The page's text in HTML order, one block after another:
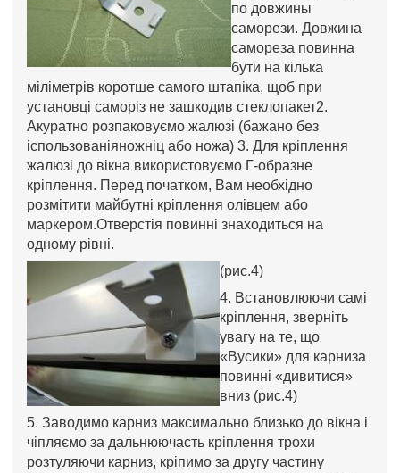
по довжины
саморези. Довжина
самореза повинна
бути на кілька
міліметрів коротше самого штапіка, щоб при
установці саморіз не зашкодив стеклопакет2.
Акуратно розпаковуємо жалюзі (бажано без
іспользованіяножніц або ножа) 3. Для кріплення
жалюзі до вікна використовуємо Г-образне
кріплення. Перед початком, Вам необхідно
розмітити майбутні кріплення олівцем або
маркером.Отверстія повинні знаходиться на
одному рівні.
(рис.4)
4. Встановлюючи самі
кріплення, зверніть
увагу на те, що
«Вусики» для карниза
повинні «дивитися»
вниз (рис.4)
5. Заводимо карниз максимально близько до вікна і
чіпляємо за дальнюючасть кріплення трохи
розтуляючи карниз, кріпимо за другу частину